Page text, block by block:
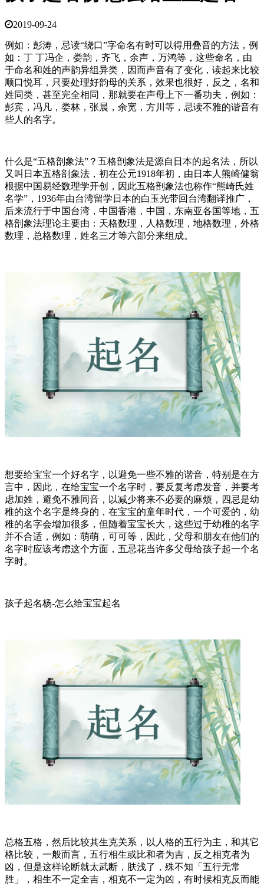
2019-09-24
例如：彭涛，忌读“绕口”字命名有时可以得用叠音的方法，例
如：丁 丁冯企，娄韵，齐飞，余声，万鸿等，这些命名，由
于命名和姓的声韵异组异类，因而声音有了变化，读起来比较
顺口悦耳，只要处理好韵母的关系，效果也很好，反之，名和
姓同类，甚至完全相同，那就要在声母上下一番功夫，例如：
彭宾，冯凡，娄林，张晨，余宽，方川等，忌读不雅的谐音有
些人的名字。
什么是“五格剖象法”？五格剖象法是源自日本的起名法，所以
又叫日本五格剖象法，初在公元1918年初，由日本人熊崎健翁
根据中国易经数理学开创，因此五格剖象法也称作“熊崎氏姓
名学”，1936年由台湾留学日本的白玉光带回台湾翻译推广，
后来流行于中国台湾，中国香港，中国，东南亚各国等地，五
格剖象法理论主要由：天格数理，人格数理，地格数理，外格
数理，总格数理，姓名三才等六部分来组成。
想要给宝宝一个好名字，以避免一些不雅的谐音，特别是在方
言中，因此，在给宝宝一个名字时，要反复考虑发音，并要考
虑加姓，避免不雅同音，以减少将来不必要的麻烦，四忌是幼
稚的这个名字是终身的，在宝宝的童年时代，一个可爱的，幼
稚的名字会增加很多，但随着宝宝长大，这些过于幼稚的名字
并不合适，例如：萌萌，可可等，因此，父母和朋友在他们的
名字时应该考虑这个方面，五忌花当许多父母给孩子起一个名
字时。
孩子起名杨-怎么给宝宝起名
总格五格，然后比较其生克关系，以人格的五行为主，和其它
格比较，一般而言，五行相生或比和者为吉，反之相克者为
凶，但是这样论断就太武断，肤浅了，殊不知「五行无常
胜」，相生不一定全吉，相克不一定为凶，有时候相克反而能